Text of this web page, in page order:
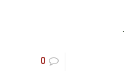
0